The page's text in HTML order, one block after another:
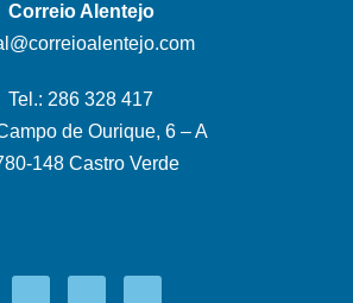
Correio Alentejo
Tel.: 286 328 417
de Ourique, 6 – A
148 Castro Verde